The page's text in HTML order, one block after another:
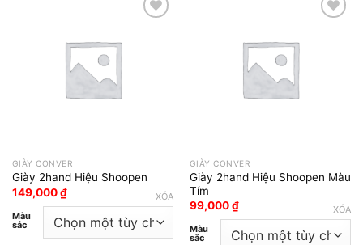
Add to wishlist
GIÀY CONVER
Giày 2hand Hiệu Shoopen
149,000₫
Màu
sắc
XÓA
Add to wishlist
GIÀY CONVER
Giày 2hand Hiệu Shoopen Màu
Tím
99,000₫
Màu
sắc
XÓA